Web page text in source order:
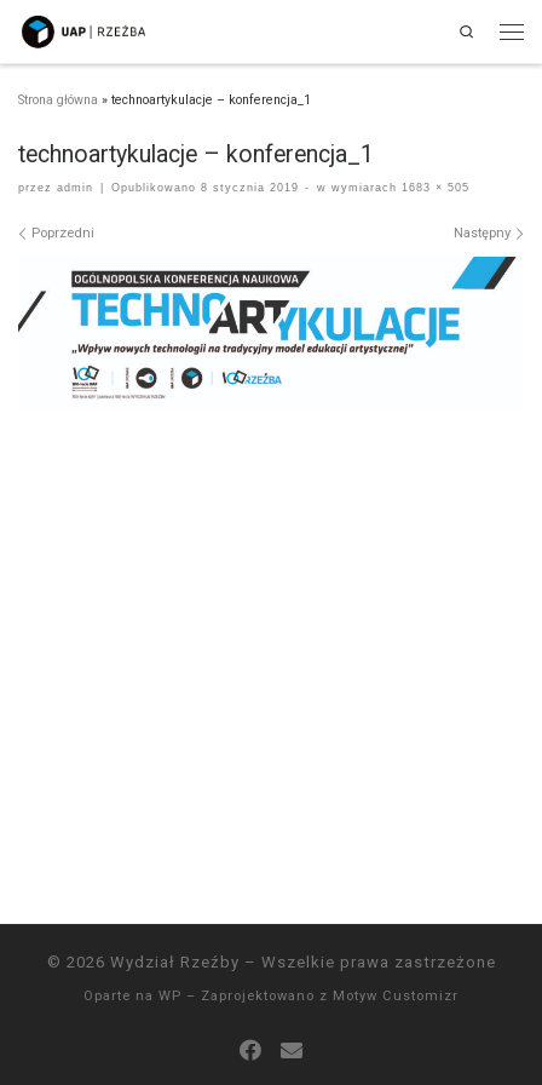
Przejdź do treści
Search
Strona główna » technoartykulacje – konferencja_1
technoartykulacje – konferencja_1
przez admin Opublikowano 8 stycznia 2019 - w wymiarach 1683 × 505
Nawigacja po obrazach
Poprzedni Następny
© 2026 Wydział Rzeźby – Wszelkie prawa zastrzeżone
Oparte na WP – Zaprojektowano z Motyw Customizr